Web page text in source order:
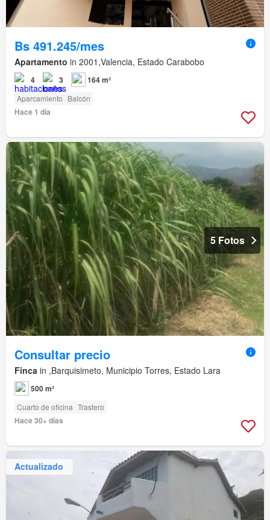
Bs 491.245/mes
Apartamento in 2001,Valencia, Estado Carabobo
4 3 164 m²
Aparcamiento Balcón
Hace 1 día
5 Fotos
Consultar precio
Finca in ,Barquisimeto, Municipio Torres, Estado Lara
500 m²
Cuarto de oficina Trastero
Hace 30+ días
Actualizado